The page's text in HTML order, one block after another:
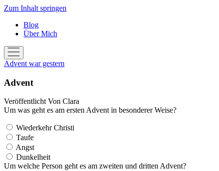
Zum Inhalt springen
Blog
Über Mich
Menü
öffnen
Advent war gestern
Advent
VeröffentlichtVon Clara
Um was geht es am ersten Advent in besonderer Weise?
Wiederkehr Christi
Taufe
Angst
Dunkelheit
Um welche Person geht es am zweiten und dritten Advent?